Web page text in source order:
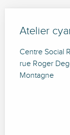
Atelier
Centre Social
rue Roger
Montagne